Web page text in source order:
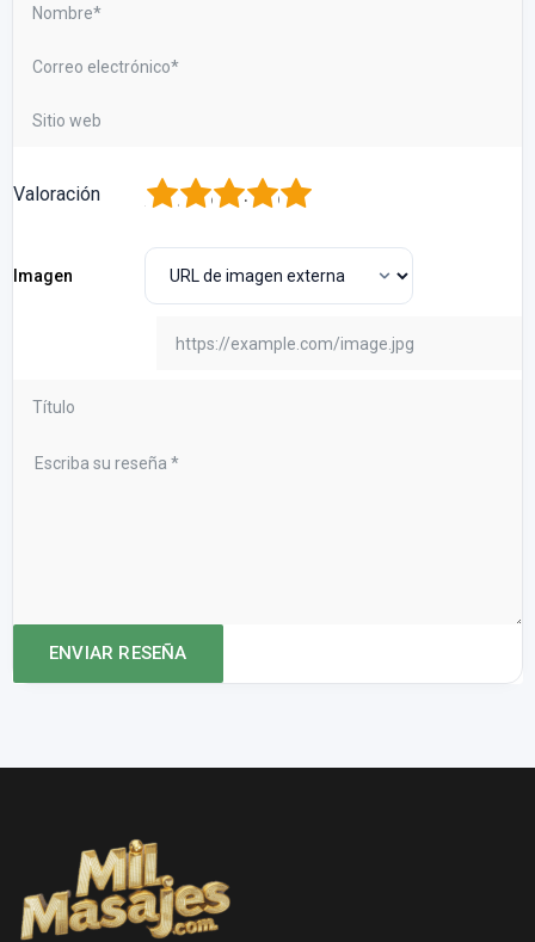
Valoración 5
4
3
2
Imagen